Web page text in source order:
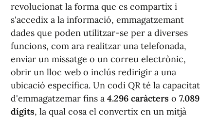
revolucionat la forma que es compartix i
s'accedix a la informació, emmagatzemant
dades que poden utilitzar-se per a diverses
funcions, com ara realitzar una telefonada,
enviar un missatge o un correu electrònic,
obrir un lloc web o inclús redirigir a una
ubicació específica. Un codi QR té la capacitat
d'emmagatzemar fins a 4.296 caràcters o 7.089
dígits, la qual cosa el convertix en un mitjà